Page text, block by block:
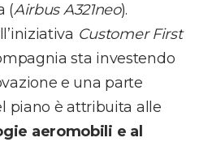
(Airbus A321neo).
Customer First
sta investendo
e una parte
piano è attribuita alle
aeromobili e al